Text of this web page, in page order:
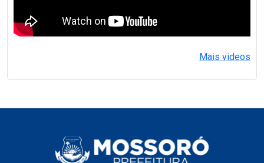
Mais videos